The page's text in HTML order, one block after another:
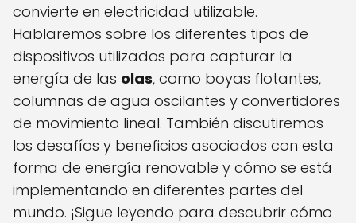
convierte en electricidad utilizable.
Hablaremos sobre los diferentes tipos de
dispositivos utilizados para capturar la
energía de las olas, como boyas flotantes,
columnas de agua oscilantes y convertidores
de movimiento lineal. También discutiremos
los desafíos y beneficios asociados con esta
forma de energía renovable y cómo se está
implementando en diferentes partes del
mundo. ¡Sigue leyendo para descubrir cómo